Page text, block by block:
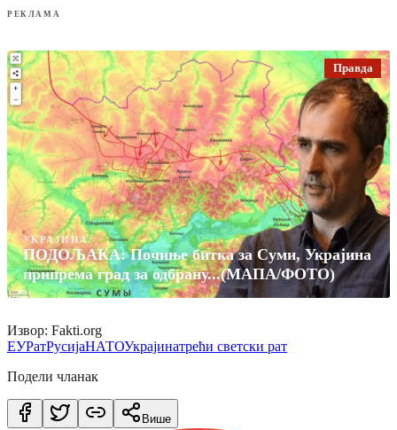
РЕКЛАМА
Правда
УКРАЈИНА
ПОДОЉАКА: Почиње битка за Суми, Украјина
припрема град за одбрану...(МАПА/ФОТО)
Извор: Fakti.org
ЕУРатРусијаНАТОУкрајинатрећи светски рат
Подели чланак
Више